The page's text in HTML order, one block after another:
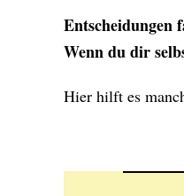
Entscheidungen
Wenn du dir
Hier hilft es